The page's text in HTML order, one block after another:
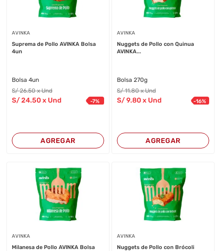
AVINKA
Suprema de Pollo AVINKA Bolsa
4un
Bolsa 4un
S/26.50 x Und
S/24.50 x Und -7%
AGREGAR
AVINKA
Nuggets de Pollo con Quinua
AVINKA...
Bolsa 270g
S/11.80 x Und
S/9.80x Und -16%
AGREGAR
AVINKA
Milanesa de Pollo AVINKA Bolsa
AVINKA
Nuggets de Pollo con Brócoli